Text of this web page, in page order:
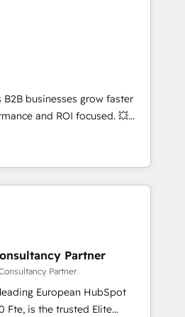
HubSpot
automation setup •
and data cleanups •
integrations 📈 End-to-
• Lifecycle marketing and
• Sales enablement tools
• Retention strategies with
and 2,000+
expertise across marketing,
businesses grow faster
and ROI focused. 💥
partner that can help you
work with your teams to
challenges and improve user
and marketing results.
and optimising your
🔌 Integrating HubSpot
Training your teams to be
generation services using
Partner
Partner
European HubSpot
Elite